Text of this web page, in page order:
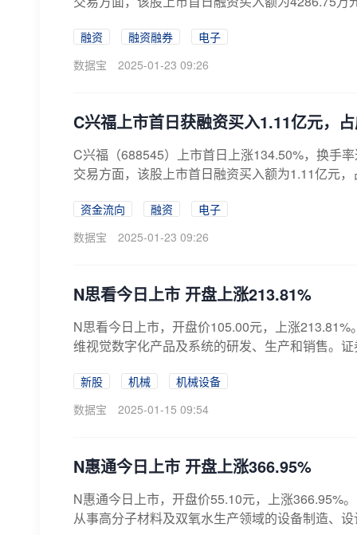
融资 融资融券
电子
数据宝
2025-01-23 09:26
C兴福上市首日获融资买入1.11亿元，
C兴福（688545）上市首日上涨134.50%，换手
交易方面，该股上市首日融资买入额为1.11亿元
资金流向 融资
电子
数据宝
2025-01-23 09:26
N思看今日上市 开盘上涨213.81%
N思看今日上市，开盘价105.00元，上涨
维视觉数字化产品及系统的研发、生产和销售。
新股 机械
机械设备
数据宝
2025-01-15 09:54
N惠通今日上市 开盘上涨366.95%
N惠通今日上市，开盘价55.10元，上涨366.95%
从事高分子材料及双氧水生产领域的设备制造、